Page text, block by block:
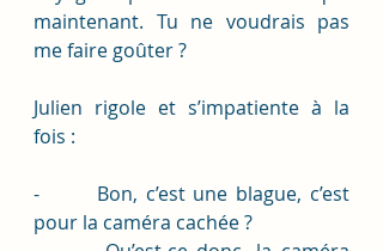
maintenant. Tu ne voudrais pas
me faire goûter ?
Julien rigole et s’impatiente à la
fois :
-       Bon, c’est une blague, c’est
pour la caméra cachée ?